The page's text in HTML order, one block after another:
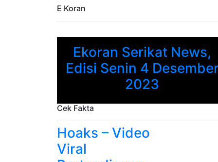
E Koran
Ekoran Serikat News,
Edisi Senin 4
2023
Previous
Cek Fakta
Hoaks – Video
Viral